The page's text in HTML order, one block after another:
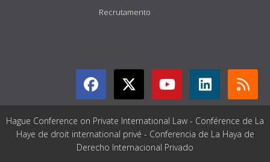
Recrutamento
Hague Conference on Private International Law - Conférence de La
Haye de droit international privé - Conferencia de La Haya de
Derecho Internacional Privado